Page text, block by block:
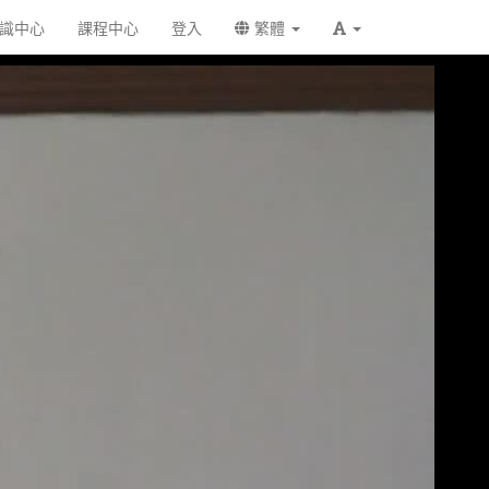
中心 課程中心 登入 繁體